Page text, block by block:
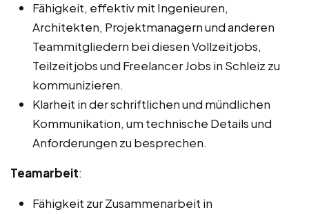
Fähigkeit, effektiv mit Ingenieuren,
Architekten, Projektmanagern und anderen
Teammitgliedern bei diesen Vollzeitjobs,
Teilzeitjobs und Freelancer Jobs in Schleiz zu
kommunizieren.
Klarheit in der schriftlichen und mündlichen
Kommunikation, um technische Details und
Anforderungen zu besprechen.
Teamarbeit:
Fähigkeit zur Zusammenarbeit in